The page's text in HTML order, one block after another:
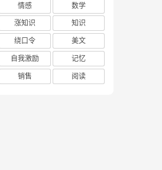
from subAFun') def
情感
数学
涨知识
知识
绕口令
美文
自我激励
记忆
销售 阅读